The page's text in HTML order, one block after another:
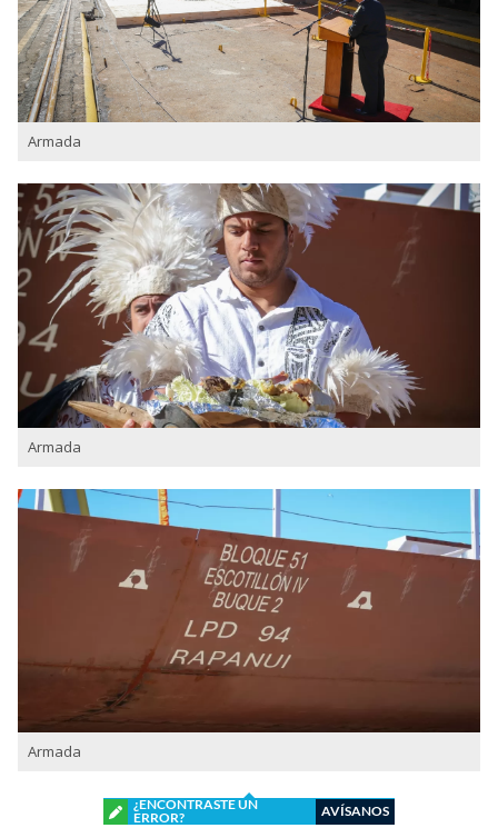
Armada
Armada
Armada
¿ENCONTRASTE UN
ERROR?
AVÍSANOS